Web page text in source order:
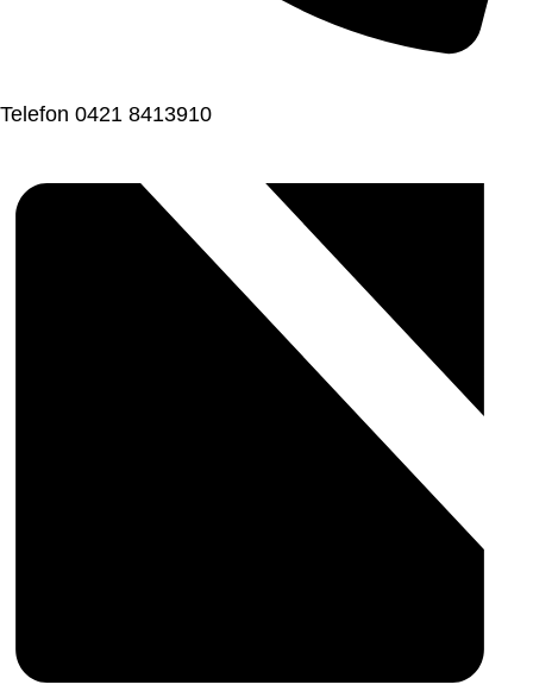
Telefon 0421 8413910